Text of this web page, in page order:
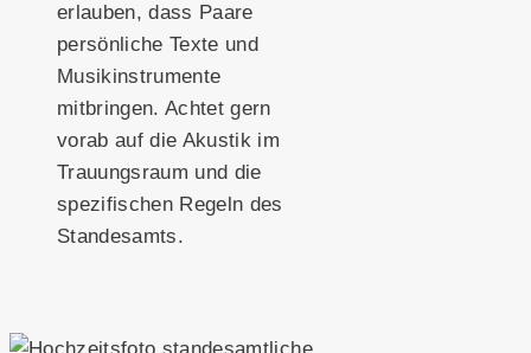
erlauben, dass Paare
persönliche Texte und
Musikinstrumente
mitbringen. Achtet gern
vorab auf die Akustik im
Trauungsraum und die
spezifischen Regeln des
Standesamts.